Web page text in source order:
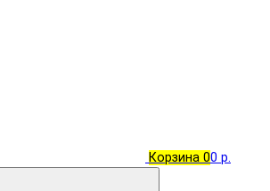
Корзина 00 р.